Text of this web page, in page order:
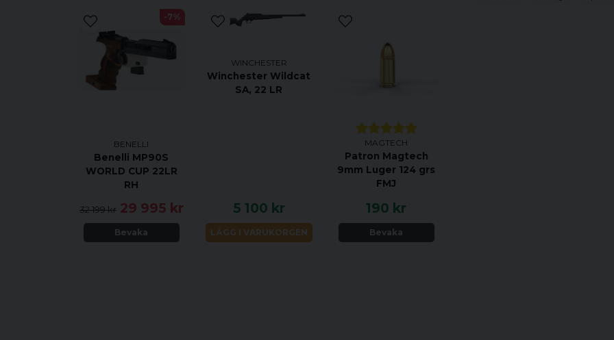
BENELLI
Benelli MP90S
WORLD CUP 22LR
RH
32 199 kr 29 995 kr
Bevaka
-7%
WINCHESTER
Winchester Wildcat
SA, 22 LR
5 100 kr
LÄGG I VARUKORGEN
MAGTECH
Patron Magtech
9mm Luger 124 grs
FMJ
190 kr
Bevaka